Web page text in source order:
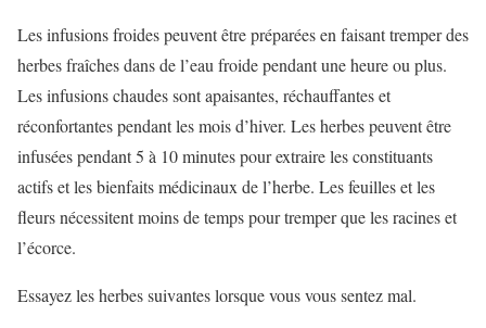
Les infusions froides peuvent être préparées en faisant tremper des
herbes fraîches dans de l’eau froide pendant une heure ou plus.
Les infusions chaudes sont apaisantes, réchauffantes et
réconfortantes pendant les mois d’hiver. Les herbes peuvent être
infusées pendant 5 à 10 minutes pour extraire les constituants
actifs et les bienfaits médicinaux de l’herbe. Les feuilles et les
fleurs nécessitent moins de temps pour tremper que les racines et
l’écorce.
Essayez les herbes suivantes lorsque vous vous sentez mal.